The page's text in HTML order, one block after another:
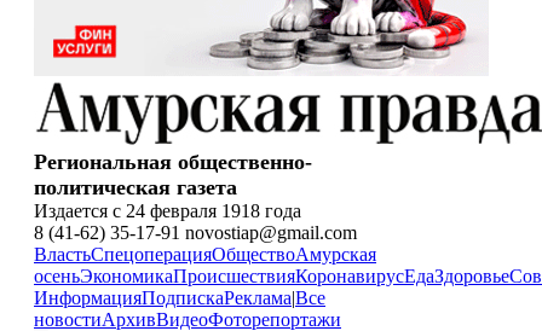
Региональная общественно-
политическая газета
Издается с 24 февраля 1918 года
8 (41-62) 35-17-91 novostiap@gmail.com
ВластьСпецоперацияОбществоАмурская
осеньЭкономикаПроисшествияКоронавирусЕдаЗдоровье
ИнформацияПодпискаРеклама|Все
новостиАрхивВидеоФоторепортажи